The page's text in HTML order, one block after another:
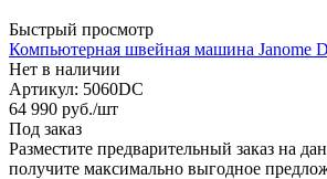
Быстрый просмотр
Компьютерная швейная машина Janome
Нет в наличии
Артикул: 5060DC
64 990 руб./шт
Под заказ
Разместите предварительный заказ на
получите максимально выгодное